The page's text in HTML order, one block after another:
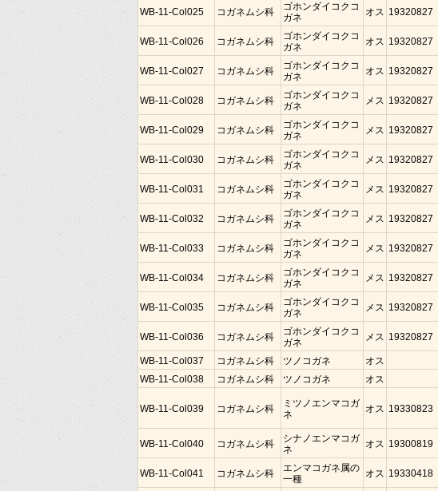
WB-11-Col025 コガネムシ科
ゴホンダイコクコ
ガネ
オス 19320827
WB-11-Col026 コガネムシ科
ゴホンダイコクコ
ガネ
オス 19320827
WB-11-Col027 コガネムシ科
ゴホンダイコクコ
ガネ
オス 19320827
WB-11-Col028 コガネムシ科
ゴホンダイコクコ
ガネ
メス 19320827
WB-11-Col029 コガネムシ科
ゴホンダイコクコ
ガネ
メス 19320827
WB-11-Col030 コガネムシ科
ゴホンダイコクコ
ガネ
メス 19320827
WB-11-Col031 コガネムシ科
ゴホンダイコクコ
ガネ
メス 19320827
WB-11-Col032 コガネムシ科
ゴホンダイコクコ
ガネ
メス 19320827
WB-11-Col033 コガネムシ科
ゴホンダイコクコ
ガネ
メス 19320827
WB-11-Col034 コガネムシ科
ゴホンダイコクコ
ガネ
メス 19320827
WB-11-Col035 コガネムシ科
ゴホンダイコクコ
ガネ
メス 19320827
WB-11-Col036 コガネムシ科
ゴホンダイコクコ
ガネ
メス 19320827
WB-11-Col037 コガネムシ科 ツノコガネ オス
WB-11-Col038
コガネムシ科 ツノコガネ オス
WB-11-Col039 コガネムシ科
ミツノエンマコガ
ネ
オス 19330823
WB-11-Col040 コガネムシ科
シナノエンマコガ
ネ
オス 19300819
WB-11-Col041 コガネムシ科
エンマコガネ属の
一種
オス 19330418